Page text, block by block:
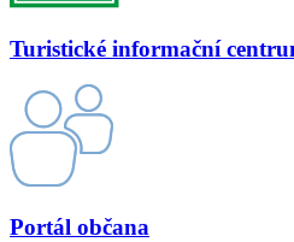
Turistické informační
Portál občana